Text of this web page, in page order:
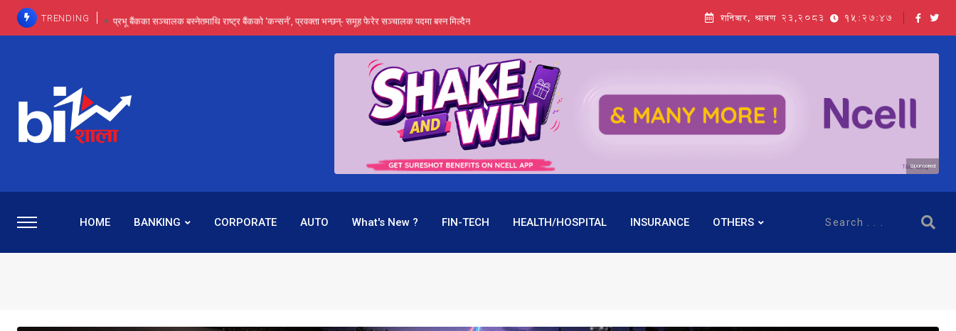
TRENDING प्रभू बैंकका सञ्चालक बस्नेतमाथि राष्ट्र बैंकको ‘कन्सर्न’, प्रवक्ता भन्छन्- समूह फेरेर सञ्चालक पदमा बस्न मिल्दैन
प्रभू बैंकमा सेञ्चुरीबाट आएका कर्मचारीमाथि हदैसम्मको विभेदः एउटै पदमा दुई थरि तलब, वर्षमै ९२ हजार घाटा !
कमाइमा गरिमाको दमदार छलाङ, सेयरधनीलाई २० प्रतिशत लाभांश दिने क्षमता
प्रभु बैंकमा रमिता : सर्वसाधारणबाट छिरेका बस्नेत संस्थापक बनेर निरन्तर, राष्ट्र बैंक किन मौन ?
शनिबार, श्रावण २३,२०८३ 15:27:49
Sponsored
HOME BANKING CORPORATE AUTO What's New ? FIN-TECH HEALTH/HOSPITAL INSURANCE OTHERS